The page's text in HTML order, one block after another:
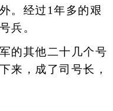
。经过1年多的艰
兵。
其他二十几个号
来，成了司号长，